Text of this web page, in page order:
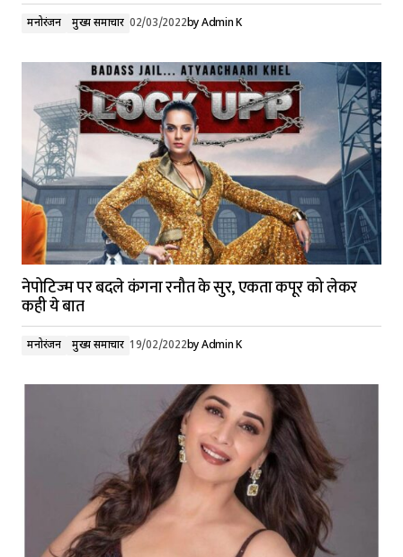
मनोरंजन मुख्य समाचार 02/03/2022byAdmin K
नेपोटिज्म पर बदले कंगना रनौत के सुर, एकता कपूर को लेकर
कही ये बात
मनोरंजन मुख्य समाचार 19/02/2022byAdmin K